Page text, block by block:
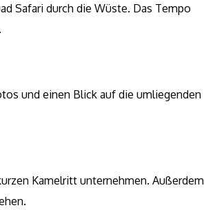
Safari durch die Wüste. Das Tempo
und einen Blick auf die umliegenden
Kamelritt unternehmen. Außerdem